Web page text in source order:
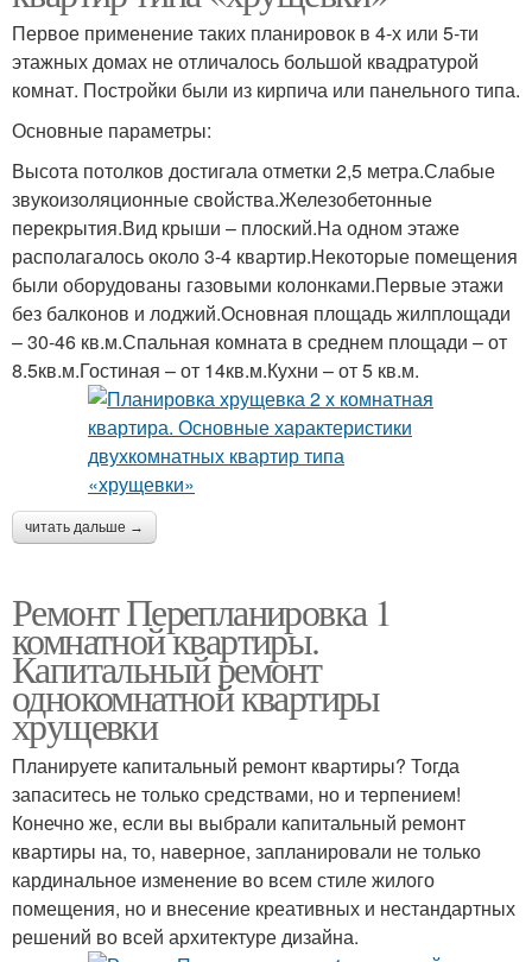
Первое применение таких планировок в 4-х или 5-ти
этажных домах не отличалось большой квадратурой
комнат. Постройки были из кирпича или панельного типа.
Основные параметры:
Высота потолков достигала отметки 2,5 метра.Слабые
звукоизоляционные свойства.Железобетонные
перекрытия.Вид крыши – плоский.На одном этаже
располагалось около 3-4 квартир.Некоторые помещения
были оборудованы газовыми колонками.Первые этажи
без балконов и лоджий.Основная площадь жилплощади
– 30-46 кв.м.Спальная комната в среднем площади – от
8.5кв.м.Гостиная – от 14кв.м.Кухни – от 5 кв.м.
читать дальше →
Ремонт Перепланировка 1
комнатной квартиры.
Капитальный ремонт
однокомнатной квартиры
хрущевки
Планируете капитальный ремонт квартиры? Тогда
запаситесь не только средствами, но и терпением!
Конечно же, если вы выбрали капитальный ремонт
квартиры на, то, наверное, запланировали не только
кардинальное изменение во всем стиле жилого
помещения, но и внесение креативных и нестандартных
решений во всей архитектуре дизайна.